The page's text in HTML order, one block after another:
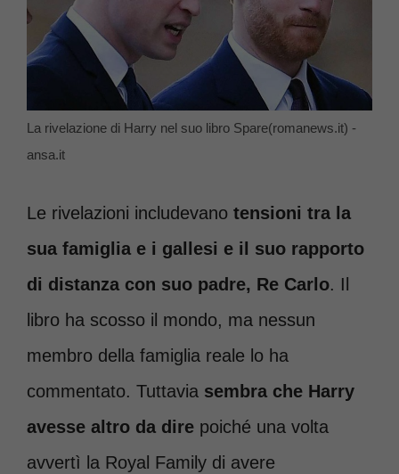
La rivelazione di Harry nel suo libro Spare(romanews.it) -
ansa.it
Le rivelazioni includevano tensioni tra la
sua famiglia e i gallesi e il suo rapporto
di distanza con suo padre, Re Carlo. Il
libro ha scosso il mondo, ma nessun
membro della famiglia reale lo ha
commentato. Tuttavia sembra che Harry
avesse altro da dire poiché una volta
avvertì la Royal Family di avere